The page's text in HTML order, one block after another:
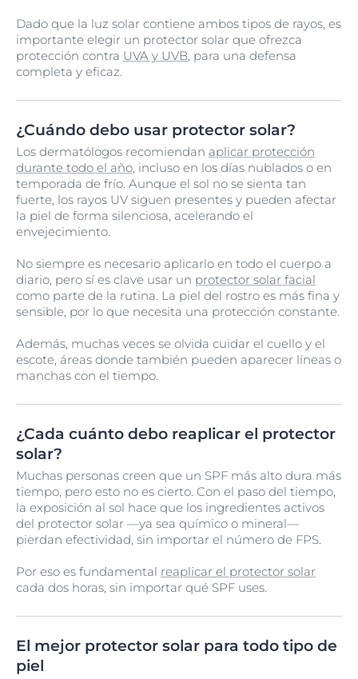
Dado que la luz solar contiene ambos tipos de rayos, es
importante elegir un protector solar que ofrezca
protección contra UVA y UVB, para una defensa
completa y eficaz.
¿Cuándo debo usar protector solar?
Los dermatólogos recomiendan aplicar protección
durante todo el año, incluso en los días nublados o en
temporada de frío. Aunque el sol no se sienta tan
fuerte, los rayos UV siguen presentes y pueden afectar
la piel de forma silenciosa, acelerando el
envejecimiento.
No siempre es necesario aplicarlo en todo el cuerpo a
diario, pero sí es clave usar un protector solar facial
como parte de la rutina. La piel del rostro es más fina y
sensible, por lo que necesita una protección constante.
Además, muchas veces se olvida cuidar el cuello y el
escote, áreas donde también pueden aparecer líneas o
manchas con el tiempo.
¿Cada cuánto debo reaplicar el protector
solar?
Muchas personas creen que un SPF más alto dura más
tiempo, pero esto no es cierto. Con el paso del tiempo,
la exposición al sol hace que los ingredientes activos
del protector solar —ya sea químico o mineral—
pierdan efectividad, sin importar el número de FPS.
Por eso es fundamental reaplicar el protector solar
cada dos horas, sin importar qué SPF uses.
El mejor protector solar para todo tipo de
piel